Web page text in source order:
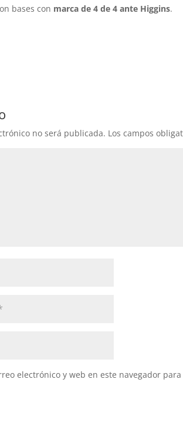
bases con marca de 4 de 4 ante Higgins.
no será publicada. Los campos
electrónico y web en este navegador